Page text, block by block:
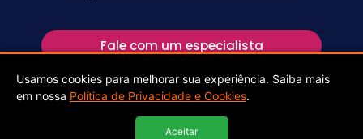
Fale com um especialista
Usamos cookies para melhorar sua experiência. Saiba mais
em nossa Política de Privacidade e Cookies.
Aceitar